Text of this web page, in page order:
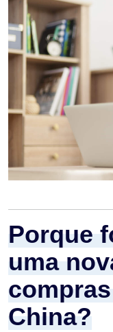
Porque
uma
China?